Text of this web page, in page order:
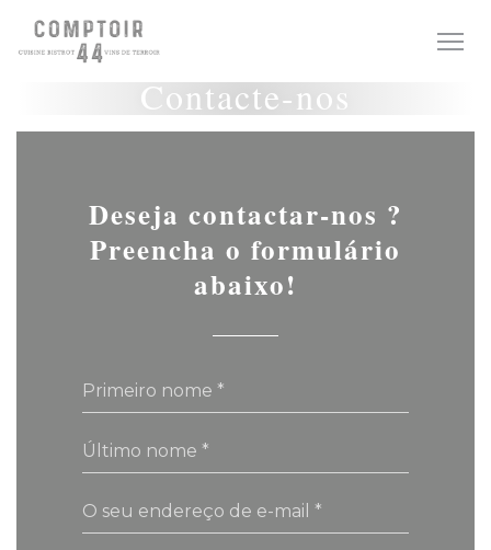
Painel de Gerenciamento de Cookies
Contacte-nos
Deseja contactar-nos ?
Preencha o formulário
abaixo!